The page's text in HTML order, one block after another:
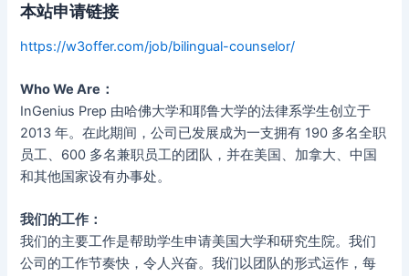
本站申请链接
https://w3offer.com/job/bilingual-counselor/
Who We Are：
InGenius Prep 由哈佛大学和耶鲁大学的法律系学生创立于
2013 年。在此期间，公司已发展成为一支拥有 190 多名全职
员工、600 多名兼职员工的团队，并在美国、加拿大、中国
和其他国家设有办事处。
我们的工作：
我们的主要工作是帮助学生申请美国大学和研究生院。我们
公司的工作节奏快，令人兴奋。我们以团队的形式运作，每